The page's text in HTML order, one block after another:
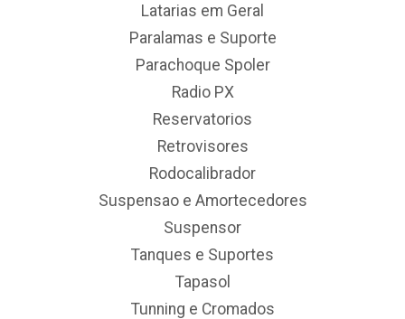
Latarias em Geral
Paralamas e Suporte
Parachoque Spoler
Radio PX
Reservatorios
Retrovisores
Rodocalibrador
Suspensao e Amortecedores
Suspensor
Tanques e Suportes
Tapasol
Tunning e Cromados